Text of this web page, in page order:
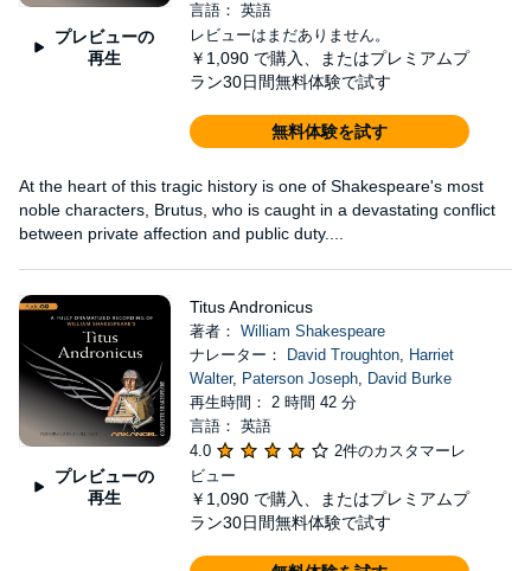
プレビューの
再生
言語： 英語
レビューはまだありません。
￥1,090 で購入、またはプレミアムプ
ラン30日間無料体験で試す
無料体験を試す
At the heart of this tragic history is one of Shakespeare's most
noble characters, Brutus, who is caught in a devastating conflict
between private affection and public duty....
プレビューの
再生
Titus Andronicus
著者： William Shakespeare
ナレーター：
David Troughton, Harriet
Walter, Paterson Joseph, David Burke
再生時間： 2 時間 42 分
言語： 英語
4.0
2件のカスタマーレ
ビュー
￥1,090 で購入、またはプレミアムプ
ラン30日間無料体験で試す